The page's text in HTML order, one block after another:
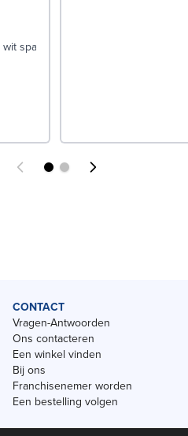
sparrenhout
CONTACT
Vragen-Antwoorden
Ons contacteren
Een winkel vinden
Bij ons
Franchisenemer worden
Een bestelling volgen